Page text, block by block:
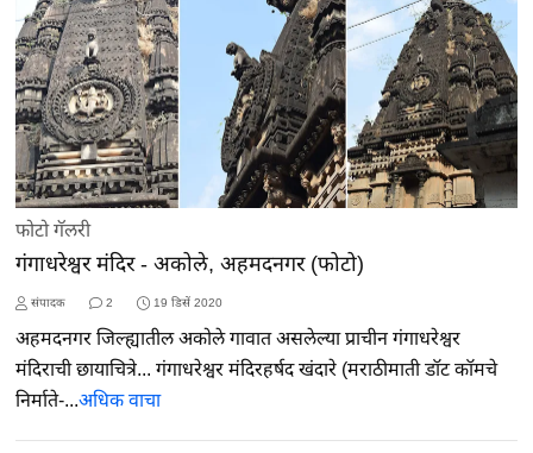
फोटो गॅलरी
गंगाधरेश्वर मंदिर - अकोले, अहमदनगर (फोटो)
संपादक 2 19 डिसें 2020
अहमदनगर जिल्ह्यातील अकोले गावात असलेल्या प्राचीन गंगाधरेश्वर
मंदिराची छायाचित्रे... गंगाधरेश्वर मंदिरहर्षद खंदारे (मराठीमाती डॉट कॉमचे
निर्माते-...अधिक वाचा